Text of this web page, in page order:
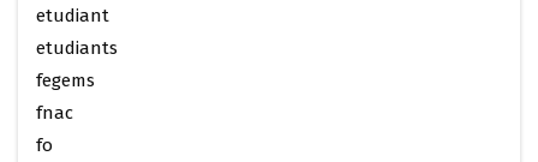
etudiant
etudiants
fegems
fnac
fo